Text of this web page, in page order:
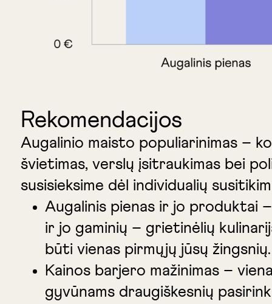
Rekomendacijos
Augalinio maisto populiarinimas –
švietimas, verslų įsitraukimas bei
susisieksime dėl individualių
Augalinis pienas ir jo produktai
ir jo gaminių – grietinėlių
būti vienas pirmųjų jūsų žingsnių.
Kainos barjero mažinimas –
gyvūnams draugiškesnių